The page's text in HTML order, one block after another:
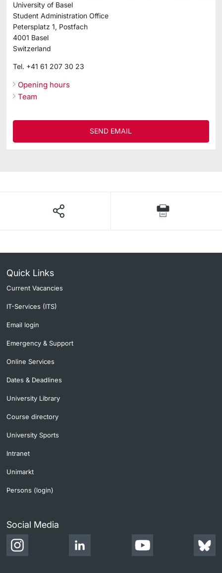
University of Basel
Student Administration Office
Petersplatz 1, Postfach
4001 Basel
Switzerland
Tel. +41 61 207 30 23
Opening hours
Team
SEND EMAIL
Quick Links
Current Vacancies
IT-Services (ITS)
Email login
Emergency & Support
Online Services
Dates & Deadlines
University Library
Course directory
University Sports
Intranet
Unimarkt
Persons (login)
Social Media